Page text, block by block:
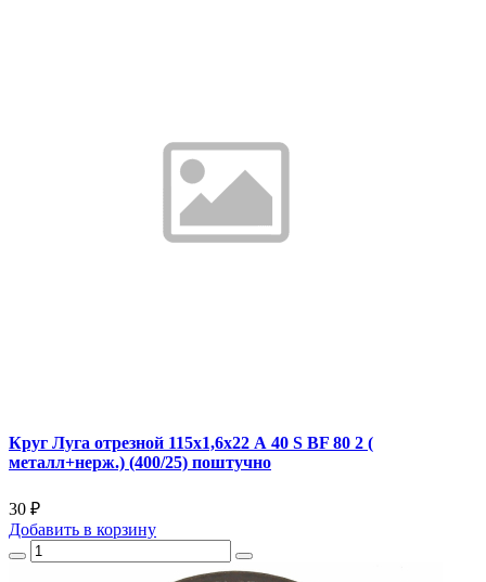
Круг Луга отрезной 115х1,6х22 А 40 S BF 80 2 (
металл+нерж.) (400/25) поштучно
30 ₽
Добавить в корзину